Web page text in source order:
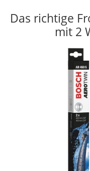
Das richtige
mit 2